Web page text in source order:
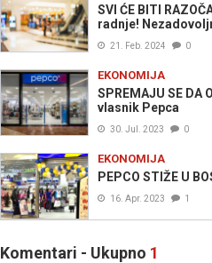
SVI ĆE BITI
radnje!
21. Feb. 2024 0
EKONOMIJA
SPREMAJU SE DA
vlasnik Pepca
30. Jul. 2023 0
EKONOMIJA
PEPCO STIŽE U
16. Apr. 2023 1
Komentari - Ukupno 1